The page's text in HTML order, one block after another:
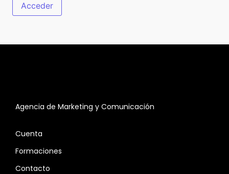
Acceder
Agencia de Marketing y Comunicación
Cuenta
Formaciones
Contacto